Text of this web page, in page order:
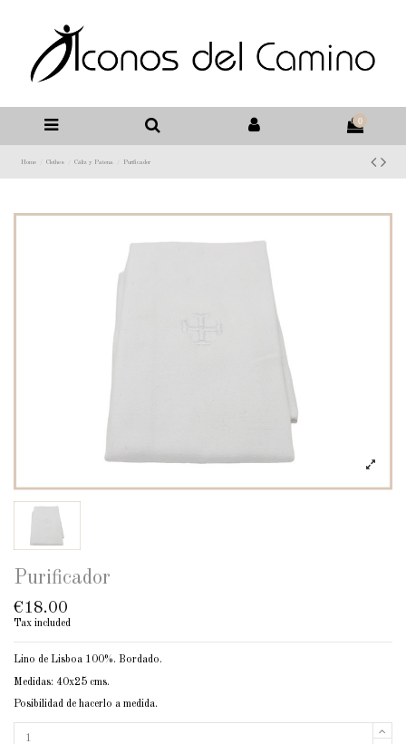
0
Home Clothes Cáliz y Patena Purificador
Purificador
€18.00
Tax included
Lino de Lisboa 100%. Bordado.
Medidas: 40x25 cms.
Posibilidad de hacerlo a medida.